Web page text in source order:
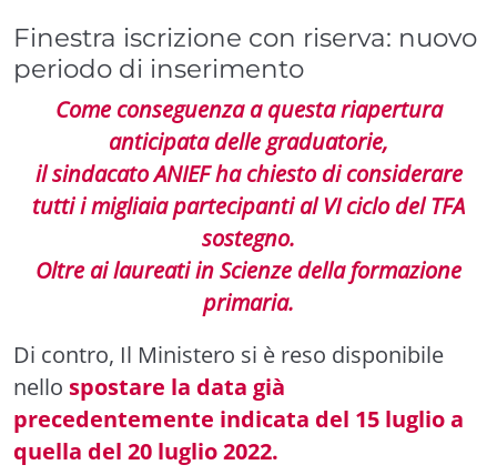
Finestra iscrizione con riserva: nuovo
periodo di inserimento
Come conseguenza a questa riapertura
anticipata delle graduatorie,
il sindacato ANIEF ha chiesto di considerare
tutti i migliaia partecipanti al VI ciclo del TFA
sostegno.
Oltre ai laureati in Scienze della formazione
primaria.
Di contro, Il Ministero si è reso disponibile
nello spostare la data già
precedentemente indicata del 15 luglio a
quella del 20 luglio 2022.